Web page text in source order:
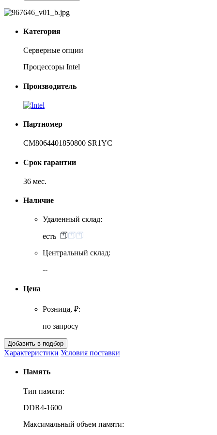
Категория
Серверные опции
Процессоры Intel
Производитель
Партномер
CM8064401850800 SR1YC
Срок гарантии
36 мес.
Наличие
Удаленный склад:
есть
Центральный склад:
--
Цена
Розница, ₽:
по запросу
Характеристики Условия поставки
Память
Тип памяти:
DDR4-1600
Максимальный объем памяти: